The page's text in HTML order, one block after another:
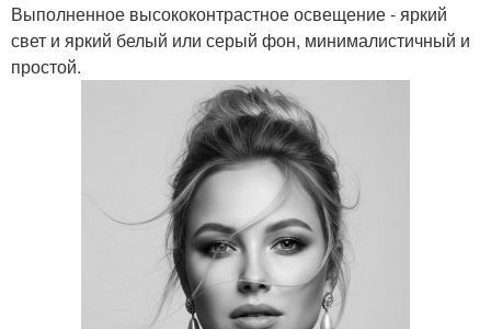
Выполненное высококонтрастное освещение - яркий
свет и яркий белый или серый фон, минималистичный и
простой.